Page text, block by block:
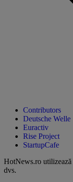
Contributors
Deutsche Welle
Euractiv
Rise Project
StartupCafe
HotNews.ro utilizează
dvs.